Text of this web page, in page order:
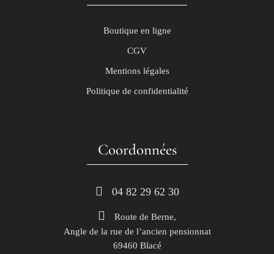
Boutique en ligne
CGV
Mentions légales
Politique de confidentialité
Coordonnées
04 82 29 62 30
Route de Berne,
Angle de la rue de l’ancien pensionnat
69460 Blacé